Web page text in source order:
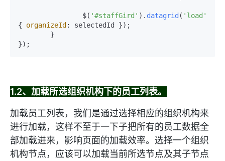
		$(
'#staffGird' ). datagrid ( 'load'
{ organizeId : selectedId });
});
1.2、加载所选组织机构下的员工列表。
加载员工列表，我们是通过选择相应的组织机构来
进行加载，这样不至于一下子把所有的员工数据全
部加载进来，影响页面的加载效率。选择一个组织
机构节点，应该可以加载当前所选节点及其子节点